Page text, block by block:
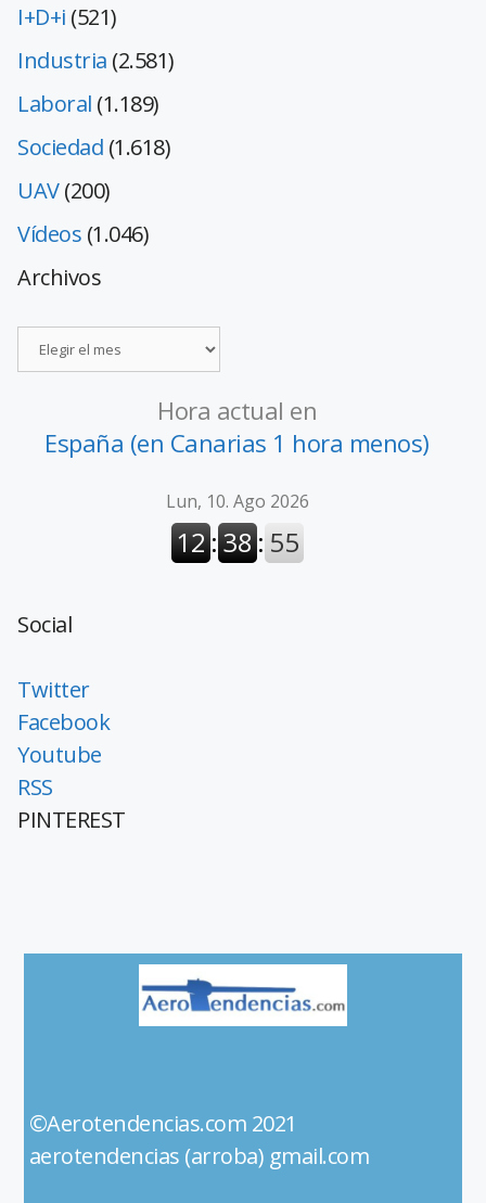
I+D+i (521)
Industria (2.581)
Laboral (1.189)
Sociedad (1.618)
UAV(200)
Vídeos (1.046)
Archivos
Hora actual en
España (en Canarias 1 hora menos)
Social
Twitter
Facebook
Youtube
RSS
PINTEREST
©Aerotendencias.com 2021
aerotendencias (arroba) gmail.com